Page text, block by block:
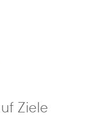
Ziele